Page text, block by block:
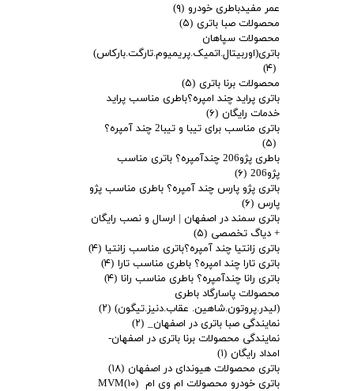
عمر مفیدباطری خودرو (۹)
محصولات صبا باتری (۵)
محصولات سپاهان
باتری(اوربیتال.اتمیک.پریمیوم.تارگت.بارکاس)
(۴)
محصولات برنا باتری (۵)
باتری پراید چند امپره؟باطری مناسب پراید
خدمات رایگان (۶)
باتری مناسب برای تیبا و تیبا2 چند آمپره؟
(۵)
باطری پژو206 چندآمپره؟ باتری مناسب
پژو206
(۶)
باتری پژو پارس چند آمپره؟ باطری مناسب پژو
پارس (۶)
باتری سمند در اصفهان | ارسال و نصب رایگان
+ دیاگ تخصصی (۵)
باتری زانتیا چند آمپره؟باتری مناسب زانتیا (۴)
باتری تارا چند امپره؟ باطری مناسب تارا (۴)
باتری رانا چندآمپره؟ باطری مناسب رانا (۴)
محصولات پاسارگاد باطری
(لیدر.پروتون.شاهین. عقاب.دنیز.تیگون) (۲)
نمایندگی صبا باتری در اصفهان_ (۲)
نمایندگی محصولات برنا باتری در اصفهان-
امداد رایگان (۱)
باتری محصولات هیوندای در اصفهان (۱۸)
باتری خودرو محصولات ام وی ام MVM (۱۰)